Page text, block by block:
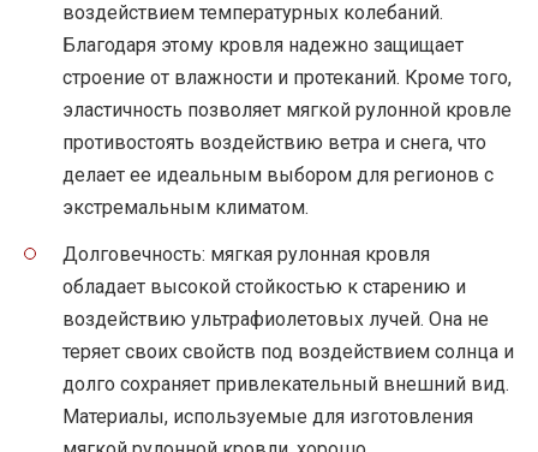
воздействием температурных колебаний.
Благодаря этому кровля надежно защищает
строение от влажности и протеканий. Кроме того,
эластичность позволяет мягкой рулонной кровле
противостоять воздействию ветра и снега, что
делает ее идеальным выбором для регионов с
экстремальным климатом.
Долговечность: мягкая рулонная кровля
обладает высокой стойкостью к старению и
воздействию ультрафиолетовых лучей. Она не
теряет своих свойств под воздействием солнца и
долго сохраняет привлекательный внешний вид.
Материалы, используемые для изготовления